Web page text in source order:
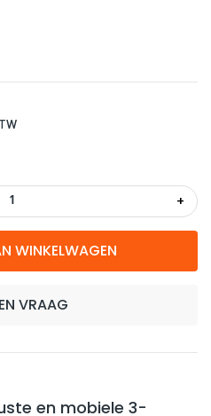
+
WINKELWAGEN
VRAAG
en mobiele 3-